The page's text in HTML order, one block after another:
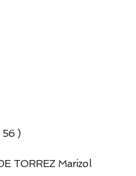
56 )
TORREZ Marizol